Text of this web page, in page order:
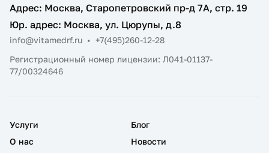
Адрес: Москва, Старопетровский пр-д 7А, стр. 19
Юр. адрес: Москва, ул. Цюрупы, д.8
info@vitamedrf.ru • +7(495)260-12-28
Регистрационный номер лицензии: Л041-01137-
77/00324646
Услуги
О нас
Блог
Новости